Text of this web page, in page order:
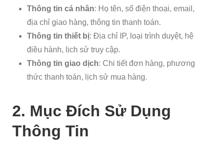
Thông tin cá nhân: Họ tên, số điện thoại, email,
địa chỉ giao hàng, thông tin thanh toán.
Thông tin thiết bị: Địa chỉ IP, loại trình duyệt, hệ
điều hành, lịch sử truy cập.
Thông tin giao dịch: Chi tiết đơn hàng, phương
thức thanh toán, lịch sử mua hàng.
2. Mục Đích Sử Dụng
Thông Tin